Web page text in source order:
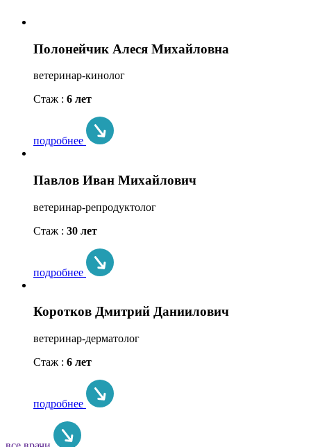
Полонейчик Алеся Михайловна
ветеринар-кинолог
Стаж : 6 лет
подробнее
Павлов Иван Михайлович
ветеринар-репродуктолог
Стаж : 30 лет
подробнее
Коротков Дмитрий Даниилович
ветеринар-дерматолог
Стаж : 6 лет
подробнее